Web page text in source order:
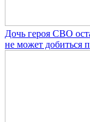
Дочь героя СВО
не может добиться